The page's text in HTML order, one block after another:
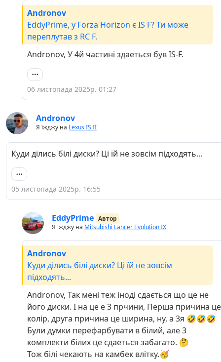
Andronov
EddyPrime, у Forza Horizon є IS F? Ти може
переплутав з RC F.
Andronov, У 4й частині здаеться був IS-F.
06 листопада 2025р. 01:27
Andronov
Я їжджу на Lexus IS II
Куди ділись білі диски? Ці їй не зовсім підходять...
05 листопада 2025р. 16:55
EddyPrime Автор
Я їжджу на Mitsubishi Lancer Evolution IX
Andronov
Куди ділись білі диски? Ці їй не зовсім
підходять...
Andronov, Так мені теж іноді сдається що це не
його диски. І на це е 3 прчини, Перша причина це
колір, друга причина це ширина, ну, а 3я 🤣🤣🤣
Були думки перефарбувати в білий, але 3
комплекти білих це сдаеться забагато. 🤔
Тож білі чекають на камбек влітку.🥳